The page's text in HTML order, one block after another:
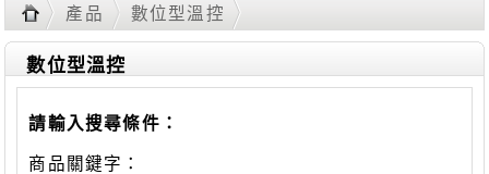
產品
數位型溫控
數位型溫控
請輸入搜尋條件：
商品關鍵字：